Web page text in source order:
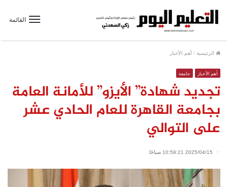
القائمة
الرئيسية / أهم الأخبار
أهم الأخبار جامعة
تجديد شهادة” الأيزو” للأمانة العامة
بجامعة القاهرة للعام الحادي عشر
على التوالي
2025/04/15 10:59:21 صباحًا